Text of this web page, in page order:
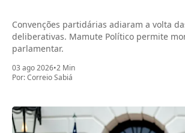
Convenções partidárias adiaram a volta
deliberativas. Mamute Político permite
parlamentar.
03 ago 2026•2 Min
Por:Correio Sabiá